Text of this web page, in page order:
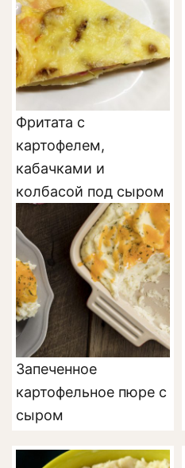
Фритата с
картофелем,
кабачками и
колбасой под сыром
Запеченное
картофельное пюре с
сыром